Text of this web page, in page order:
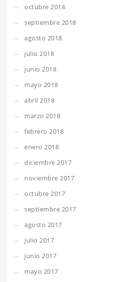
octubre 2018
septiembre 2018
agosto 2018
julio 2018
junio 2018
mayo 2018
abril 2018
marzo 2018
febrero 2018
enero 2018
diciembre 2017
noviembre 2017
octubre 2017
septiembre 2017
agosto 2017
julio 2017
junio 2017
mayo 2017